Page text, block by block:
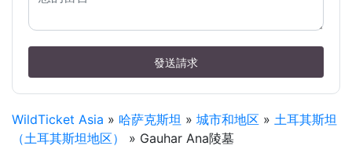
發送請求
WildTicket Asia » 哈萨克斯坦 » 城市和地区 » 土耳其斯坦
（土耳其斯坦地区）
» Gauhar Ana陵墓